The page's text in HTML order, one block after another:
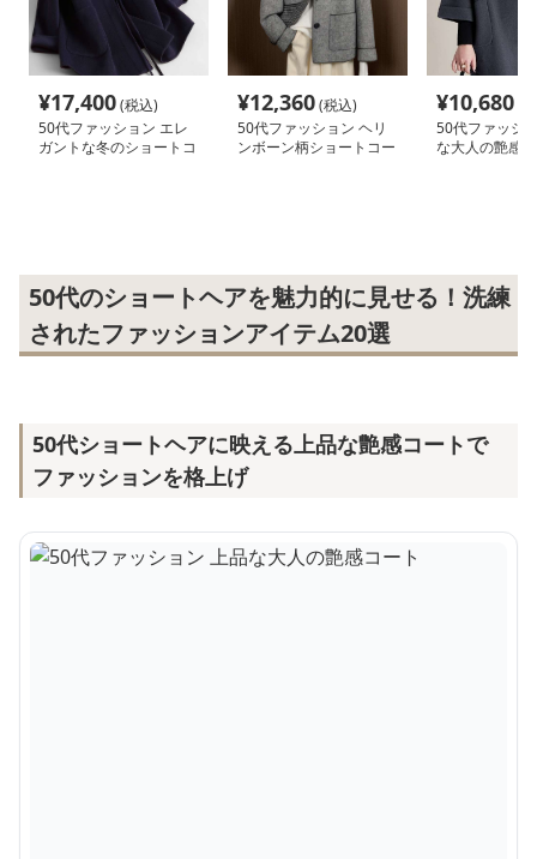
¥17,400(税込)
50代ファッション エレ
ガントな冬のショートコ
¥12,360(税込)
50代ファッション ヘリ
ンボーン柄ショートコー
¥10,680
50代ファッシ
な大人の艶感
50代のショートヘアを魅力的に見せる！洗練
されたファッションアイテム20選
50代ショートヘアに映える上品な艶感コートで
ファッションを格上げ